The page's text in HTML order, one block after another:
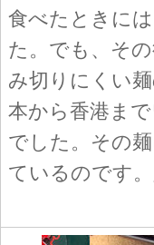
食べたときに
た。でも、そ
み切りにくい
本から香港ま
でした。その
ているのです